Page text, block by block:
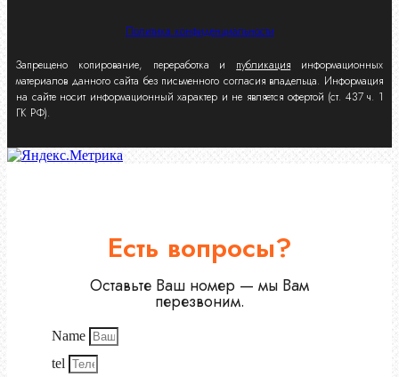
Политика конфиденциальности
Запрещено копирование, переработка и публикация информационных
материалов данного сайта без письменного согласия владельца. Информация
на сайте носит информационный характер и не является офертой (ст. 437 ч. 1
ГК РФ).
Есть вопросы?
Оставьте Ваш номер — мы Вам
перезвоним.
Name
tel